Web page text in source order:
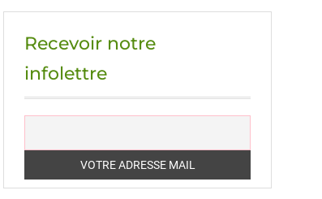
Recevoir notre
infolettre